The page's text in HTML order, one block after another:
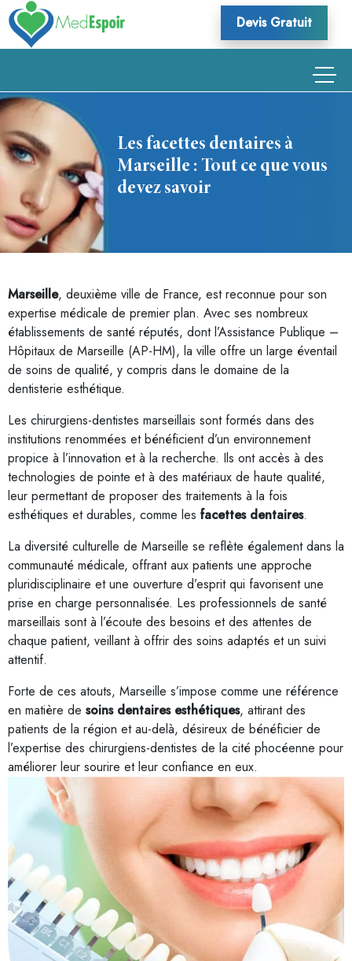
Skip
to
content
Devis Gratuit
Les facettes dentaires à
Marseille : Tout ce que vous
devez savoir
Marseille, deuxième ville de France, est reconnue pour son
expertise médicale de premier plan. Avec ses nombreux
établissements de santé réputés, dont l’Assistance Publique –
Hôpitaux de Marseille (AP-HM), la ville offre un large éventail
de soins de qualité, y compris dans le domaine de la
dentisterie esthétique.
Les chirurgiens-dentistes marseillais sont formés dans des
institutions renommées et bénéficient d’un environnement
propice à l’innovation et à la recherche. Ils ont accès à des
technologies de pointe et à des matériaux de haute qualité,
leur permettant de proposer des traitements à la fois
esthétiques et durables, comme les facettes dentaires.
La diversité culturelle de Marseille se reflète également dans la
communauté médicale, offrant aux patients une approche
pluridisciplinaire et une ouverture d’esprit qui favorisent une
prise en charge personnalisée. Les professionnels de santé
marseillais sont à l’écoute des besoins et des attentes de
chaque patient, veillant à offrir des soins adaptés et un suivi
attentif.
Forte de ces atouts, Marseille s’impose comme une référence
en matière de soins dentaires esthétiques, attirant des
patients de la région et au-delà, désireux de bénéficier de
l’expertise des chirurgiens-dentistes de la cité phocéenne pour
améliorer leur sourire et leur confiance en eux.